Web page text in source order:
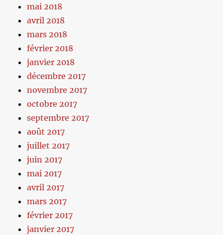
mai 2018
avril 2018
mars 2018
février 2018
janvier 2018
décembre 2017
novembre 2017
octobre 2017
septembre 2017
août 2017
juillet 2017
juin 2017
mai 2017
avril 2017
mars 2017
février 2017
janvier 2017